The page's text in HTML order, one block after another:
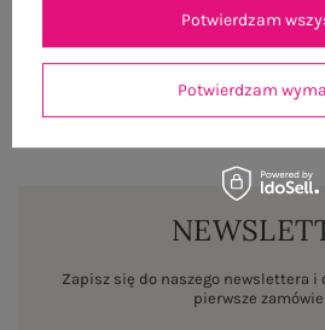
Zapisz się do naszego newslettera i
pierwsze
Potwierdzam
Potwierdzam